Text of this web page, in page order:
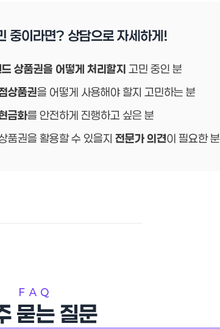
중이라면? 상담으로 자세하게!
상품권을 어떻게 처리할지 고민 중인 분
상품권을 어떻게 사용해야 할지 고민하는 분
금화를 안전하게 진행하고 싶은 분
품권을 활용할 수 있을지 전문가 의견이 필요한 분
FAQ
묻는 질문